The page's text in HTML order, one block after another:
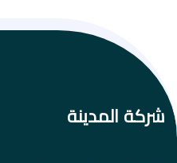
شركة المدينة